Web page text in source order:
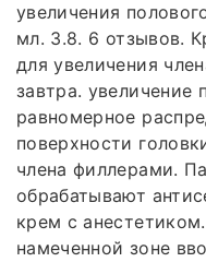
увеличения
мл. 3.8. 6 отзывов.
для увеличения
завтра. увеличение
равномерное
поверхности
члена филлерами.
обрабатывают
крем с
намеченной зоне